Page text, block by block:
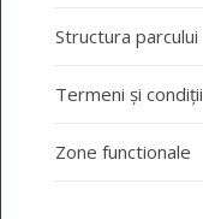
Structura parcului
Termeni și condiții
Zone functionale